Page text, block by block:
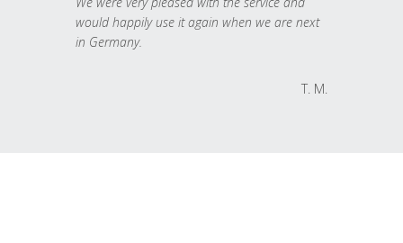
would happily use it again when we are next
in Germany.
T. M.